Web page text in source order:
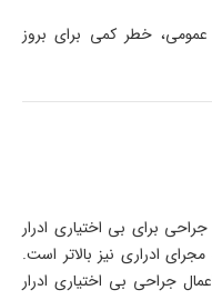
خطر کمی برای بروز
برای بی اختیاری ادرار
ادراری نیز بالاتر است.
جراحی بی اختیاری ادرار